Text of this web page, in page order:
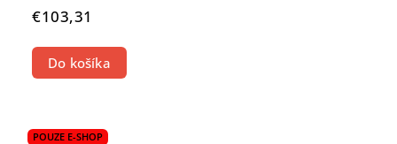
€103,31
Do košíka
POUZE E-SHOP